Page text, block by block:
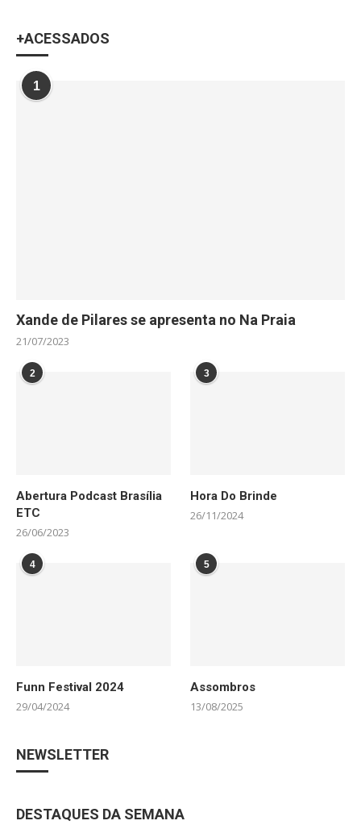
+ACESSADOS
1
Xande de Pilares se apresenta no Na Praia
21/07/2023
2
Abertura Podcast Brasília
ETC
26/06/2023
3
Hora Do Brinde
26/11/2024
4
Funn Festival 2024
29/04/2024
5
Assombros
13/08/2025
NEWSLETTER
DESTAQUES DA SEMANA